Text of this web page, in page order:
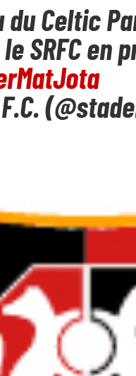
du Celtic
SRFC en